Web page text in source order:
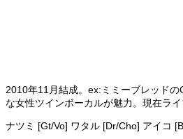
2010年11月結成。ex:ミミーブレッド
な女性ツインボーカルが魅力。現在ラ
ナツミ [Gt/Vo] ワタル [Dr/Cho] アイコ